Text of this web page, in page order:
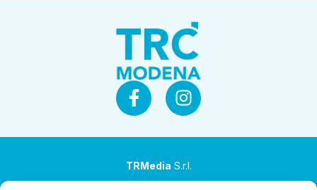
TRMedia S.r.l.